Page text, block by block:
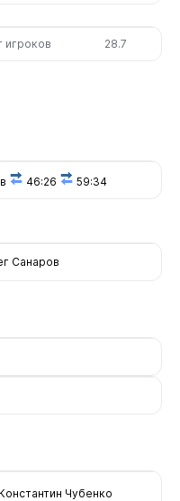
игроков 28.7
46:26 59:34
Санаров
Константин Чубенко